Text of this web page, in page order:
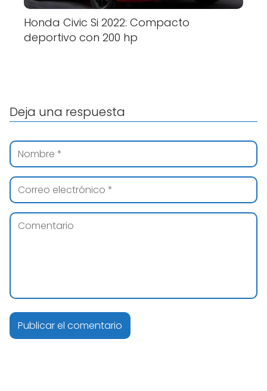
Honda Civic Si 2022: Compacto
deportivo con 200 hp
Deja una respuesta